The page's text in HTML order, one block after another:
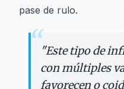
pase de rulo.
“"Este tipo de
con múltiples
favorecen o